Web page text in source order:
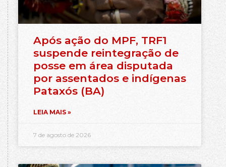
Após ação do MPF, TRF1
suspende reintegração de
posse em área disputada
por assentados e indígenas
Pataxós (BA)
LEIA MAIS »
7 de agosto de 2026